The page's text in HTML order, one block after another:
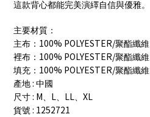
這款背心都能完美演繹自信與優雅。
主要材質：
主布： 100% POLYESTER/聚酯纖維
裡布： 100% POLYESTER/聚酯纖維
填充： 100% POLYESTER/聚酯纖維
產地 : 中國
尺寸 : M、 L、 LL、 XL
貨號 : 1252721